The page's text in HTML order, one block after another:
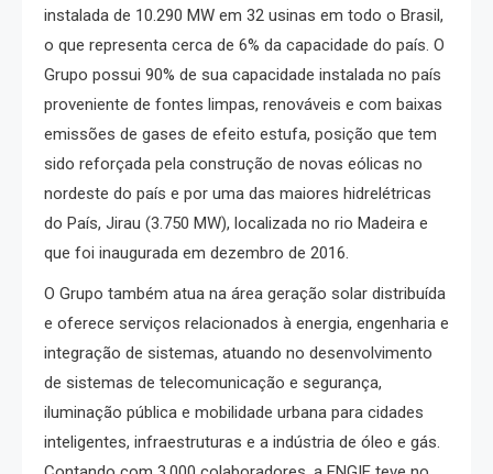
instalada de 10.290 MW em 32 usinas em todo o Brasil,
o que representa cerca de 6% da capacidade do país. O
Grupo possui 90% de sua capacidade instalada no país
proveniente de fontes limpas, renováveis e com baixas
emissões de gases de efeito estufa, posição que tem
sido reforçada pela construção de novas eólicas no
nordeste do país e por uma das maiores hidrelétricas
do País, Jirau (3.750 MW), localizada no rio Madeira e
que foi inaugurada em dezembro de 2016.
O Grupo também atua na área geração solar distribuída
e oferece serviços relacionados à energia, engenharia e
integração de sistemas, atuando no desenvolvimento
de sistemas de telecomunicação e segurança,
iluminação pública e mobilidade urbana para cidades
inteligentes, infraestruturas e a indústria de óleo e gás.